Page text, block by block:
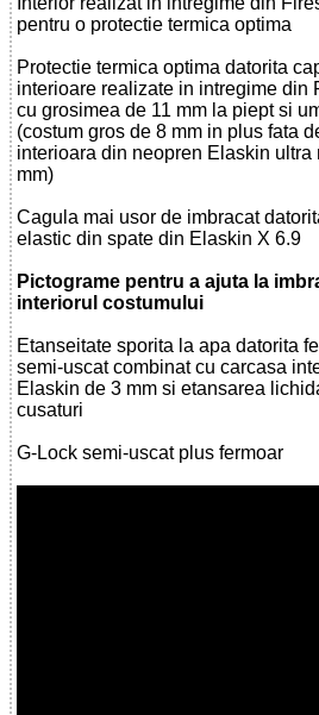
pentru o protectie termica optima
Protectie termica optima datorita
interioare realizate in intregime din
cu grosimea de 11 mm la piept si
(costum gros de 8 mm in plus fata
interioara din neopren Elaskin ultra
mm)
Cagula mai usor de imbracat
elastic din spate din Elaskin X 6.9
Pictograme pentru a ajuta la
interiorul costumului
Etanseitate sporita la apa datorita
semi-uscat combinat cu carcasa
Elaskin de 3 mm si etansarea
cusaturi
G-Lock semi-uscat plus fermoar